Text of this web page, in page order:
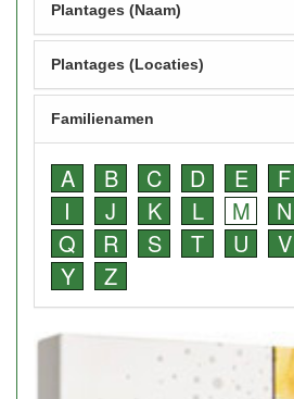
Plantages (Naam)
Plantages (Locaties)
Familienamen
A B C D E F
I
J K L M N
Q
R S T U V
Y
Z